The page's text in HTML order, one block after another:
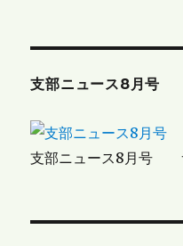
ゲ
ー
シ
ョ
支部ニュース8月号
支部ニュース8月号